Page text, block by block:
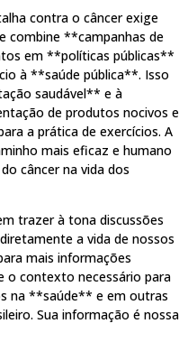
contra o câncer exige
combine **campanhas de
em **políticas públicas**
à **saúde pública**. Isso
saudável** e à
de produtos nocivos e
a prática de exercícios. A
mais eficaz e humano
câncer na vida dos
trazer à tona discussões
a vida de nossos
mais informações
o contexto necessário para
na **saúde** e em outras
Sua informação é nossa